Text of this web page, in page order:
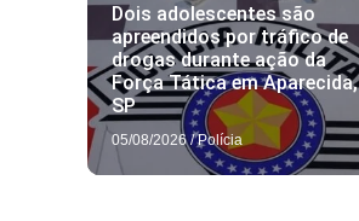
Dois adolescentes são
apreendidos por tráfico de
drogas durante ação da
Força Tática em Aparecida,
SP
05/08/2026 / Polícia